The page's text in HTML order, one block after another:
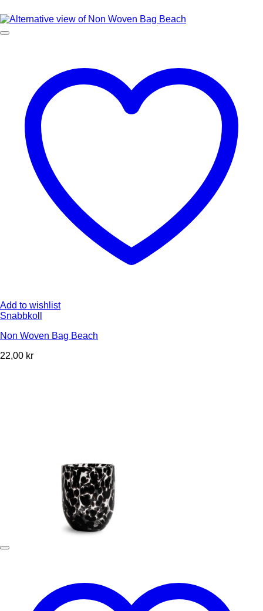
Add to wishlist
Snabbkoll
Non Woven Bag Beach
22,00 kr